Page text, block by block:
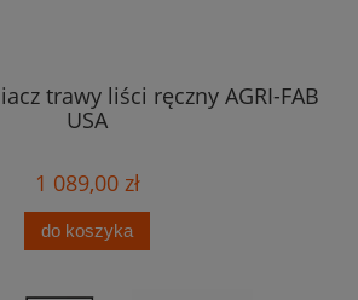
trawy liści ręczny AGRI-FAB
USA
1 089,00 zł
do koszyka